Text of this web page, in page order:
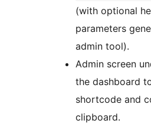
(with optional
parameters
admin tool).
Admin screen
the dashboard
shortcode and
clipboard.